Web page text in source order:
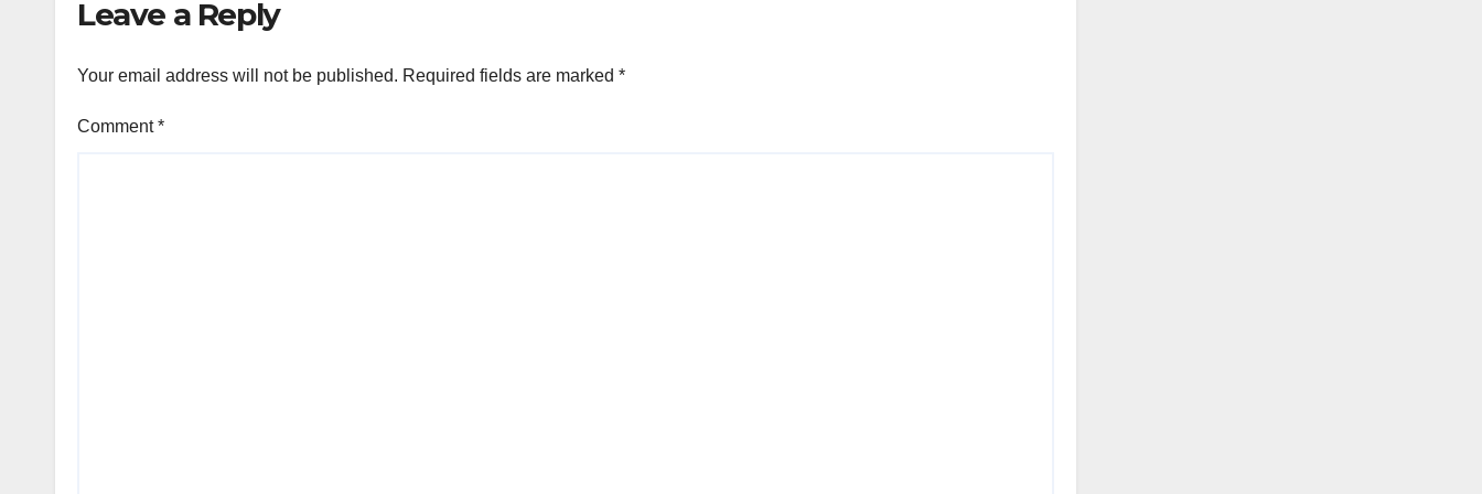
Leave a Reply
Your email address will not be published. Required fields are marked *
Comment*